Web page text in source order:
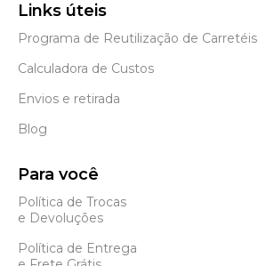
Links úteis
Programa de Reutilização de Carretéis
Calculadora de Custos
Envios e retirada
Blog
Para você
Política de Trocas
e Devoluções
Política de Entrega